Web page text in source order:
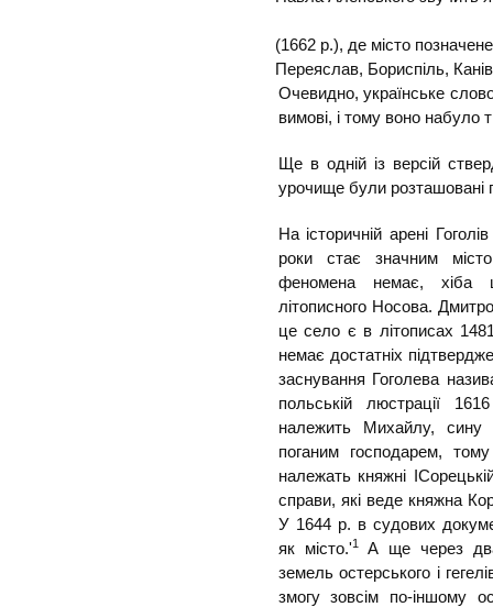
(1662 p.), де місто
Переяслав, Бориспіль,
Очевидно, українське
вимові, і тому воно набуло
Ще в одній із версій
урочище були розташовані
На історичній арені
роки стає значним
феномена немає, хіба
літописного Носова.
це село є в літописах
немає достатніх
заснування Гоголева
польській люстрації
належить Михайлу,
поганим господарем,
належать княжні
справи, які веде княжна
У 1644 р. в судових
як місто.'1А ще через два
земель остерського і
змогу зовсім по-іншому